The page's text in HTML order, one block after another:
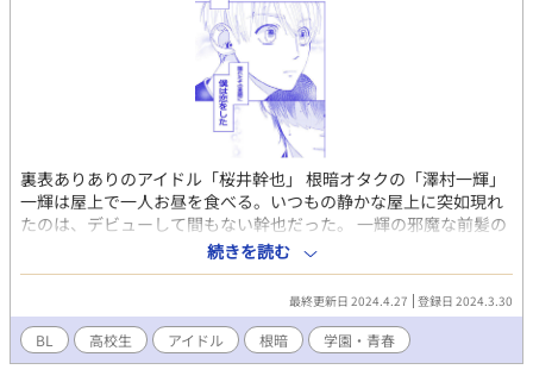
裏表ありありのアイドル「桜井幹也」 根暗オタクの「澤村一輝」
一輝は屋上で一人お昼を食べる。いつもの静かな屋上に突如現れ
たのは、デビューして間もない幹也だった。 一輝の邪魔な前髪の
下の「素顔」に恋をしてしまった幹也！！ どうにか前髪を切りた
い幹也だが・・・・！！ 続きは、不定期更新に変わります。
続きを読む
最終更新日 2024.4.27 登録日 2024.3.30
BL 高校生 アイドル 根暗 学園・青春